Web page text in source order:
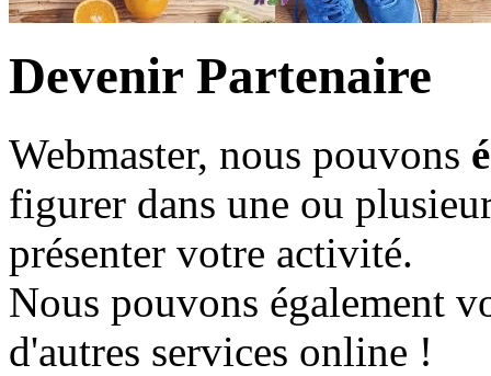
Devenir Partenaire
Webmaster, nous pouvons
figurer dans une ou
présenter votre activité.
Nous pouvons également
d'autres services online !